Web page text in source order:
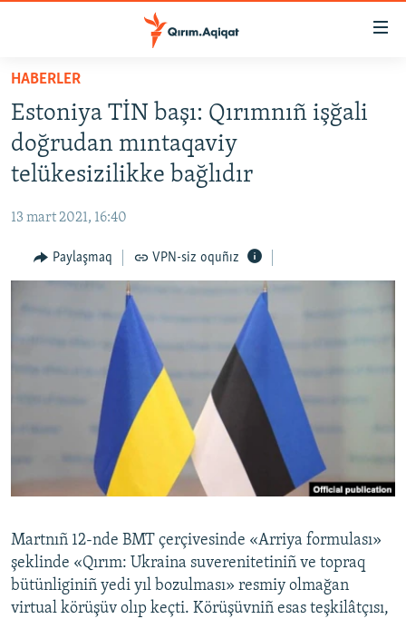
Esas
qaytmaq
Baş
navigatsiyağa
qaytmaq
Qıdıruvğa
SİYASET
İQTİSADİYAT
MEDENİYET
İNSAN AQLARI
Українською
RFE/RS bütün saytları
HABERLER
Estoniya TİN başı: Qırımnıñ işğali
doğrudan mıntaqaviy
telükesizilikke bağlıdır
13 mart 2021, 16:40
Paylaşmaq VPN-siz oquñız
Martnıñ 12-nde BMT çerçivesinde «Arriya formulası»
şeklinde «Qırım: Ukraina suverenitetiniñ ve topraq
bütünliginiñ yedi yıl bozulması» resmiy olmağan
virtual körüşüv olıp keçti. Körüşüvniñ esas teşkilâtçısı,